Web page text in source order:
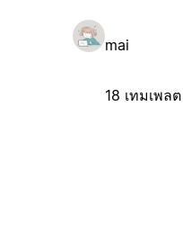
mai
18 เทมเพลต